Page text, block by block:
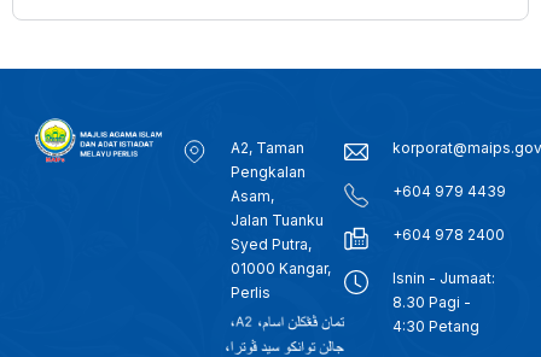
A2, Taman
Pengkalan
Asam,
Jalan Tuanku
Syed Putra,
01000 Kangar,
Perlis
+604 979 4439
+604 978 2400
Isnin - Jumaat:
8.30 Pagi -
4:30 Petang